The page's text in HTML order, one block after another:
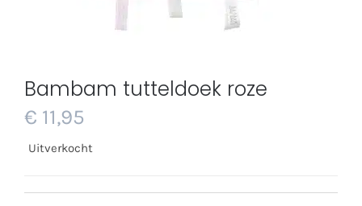
Bambam tutteldoek roze
€ 11,95
Uitverkocht